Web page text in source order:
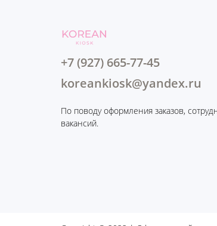
+7 (927) 665-77-45
koreankiosk@yandex.ru
По поводу оформления заказов,
вакансий.